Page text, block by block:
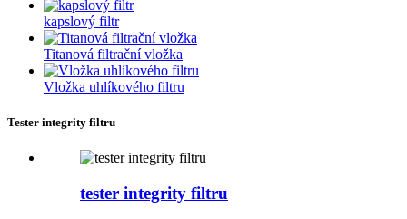
kapslový filtr
Titanová filtrační vložka
Vložka uhlíkového filtru
Tester integrity filtru
tester integrity filtru